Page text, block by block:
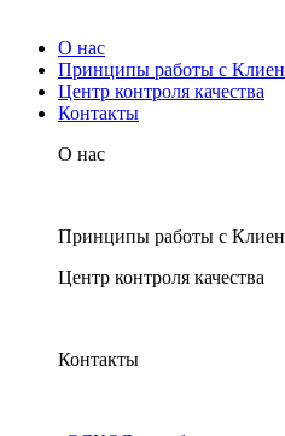
О нас
Принципы работы с
Центр контроля качества
Контакты
О нас
Принципы работы с
Центр контроля качества
Контакты